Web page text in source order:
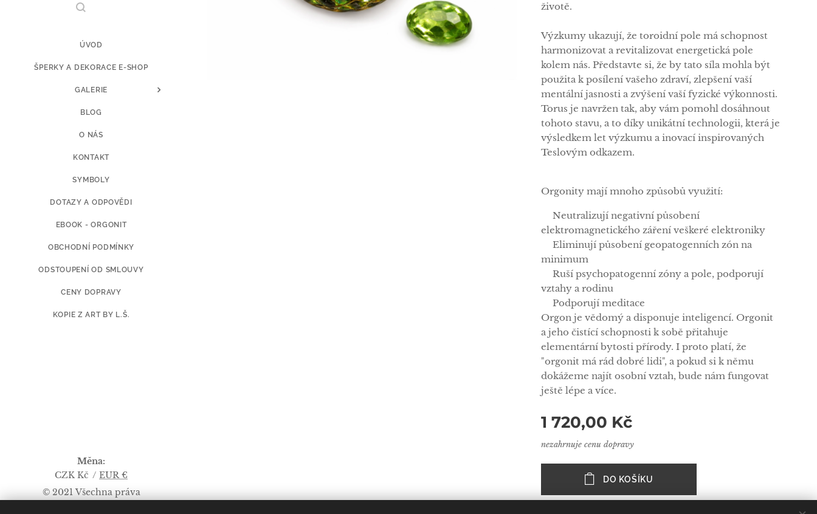
ÚVOD
ŠPERKY A DEKORACE E-SHOP
GALERIE
BLOG
O NÁS
KONTAKT
SYMBOLY
DOTAZY A ODPOVĚDI
EBOOK - ORGONIT
OBCHODNÍ PODMÍNKY
ODSTOUPENÍ OD SMLOUVY
CENY DOPRAVY
KOPIE Z ART BY L.Š.
životě.
Výzkumy ukazují, že toroidní pole má schopnost
harmonizovat a revitalizovat energetická pole
kolem nás. Představte si, že by tato síla mohla být
použita k posílení vašeho zdraví, zlepšení vaší
mentální jasnosti a zvýšení vaší fyzické výkonnosti.
Torus je navržen tak, aby vám pomohl dosáhnout
tohoto stavu, a to díky unikátní technologii, která je
výsledkem let výzkumu a inovací inspirovaných
Teslovým odkazem.
Orgonity mají mnoho způsobů využití:
✅Neutralizují negativní působení
elektromagnetického záření veškeré elektroniky
✅Eliminují působení geopatogenních zón na
minimum
✅Ruší psychopatogenní zóny a pole, podporují
vztahy a rodinu
✅Podporují meditace
Orgon je vědomý a disponuje inteligencí. Orgonit
a jeho čistící schopnosti k sobě přitahuje
elementární bytosti přírody. I proto platí, že
"orgonit má rád dobré lidi", a pokud si k němu
dokážeme najít osobní vztah, bude nám fungovat
ještě lépe a více.
1 720,00 Kč
nezahrnuje cenu dopravy
DO KOŠÍKU
© 2021 Všechna práva
Měna
CZK Kč
EUR €